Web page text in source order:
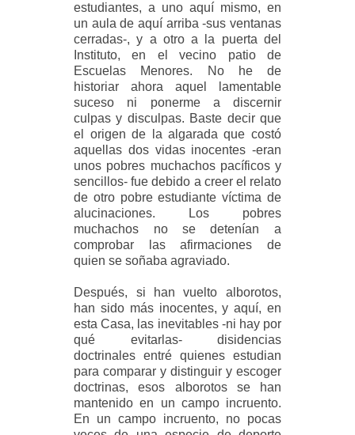
estudiantes, a uno aquí mismo, en
un aula de aquí arriba -sus ventanas
cerradas-, y a otro a la puerta del
Instituto, en el vecino patio de
Escuelas Menores. No he de
historiar ahora aquel lamentable
suceso ni ponerme a discernir
culpas y disculpas. Baste decir que
el origen de la algarada que costó
aquellas dos vidas inocentes -eran
unos pobres muchachos pacíficos y
sencillos- fue debido a creer el relato
de otro pobre estudiante víctima de
alucinaciones. Los pobres
muchachos no se detenían a
comprobar las afirmaciones de
quien se soñaba agraviado.
Después, si han vuelto alborotos,
han sido más inocentes, y aquí, en
esta Casa, las inevitables -ni hay por
qué evitarlas- disidencias
doctrinales entré quienes estudian
para comparar y distinguir y escoger
doctrinas, esos alborotos se han
mantenido en un campo incruento.
En un campo incruento, no pocas